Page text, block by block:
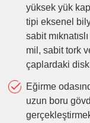
yüksek yük
tipi eksenel
sabit
mil, sabit tork
çaplardaki
Eğirme
uzun boru